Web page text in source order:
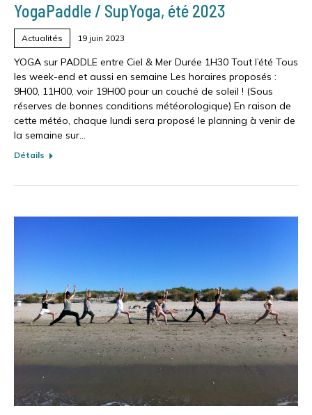
YogaPaddle / SupYoga, été 2023
Actualités 19 juin 2023
YOGA sur PADDLE entre Ciel & Mer Durée 1H30 Tout l’été Tous
les week-end et aussi en semaine Les horaires proposés :
9H00, 11H00, voir 19H00 pour un couché de soleil ! (Sous
réserves de bonnes conditions météorologique) En raison de
cette météo, chaque lundi sera proposé le planning à venir de
la semaine sur…
Détails